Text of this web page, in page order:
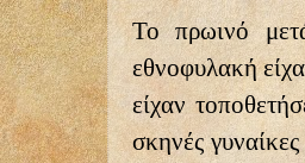
Το πρωινό
εθνοφυλακή
είχαν
σκηνές